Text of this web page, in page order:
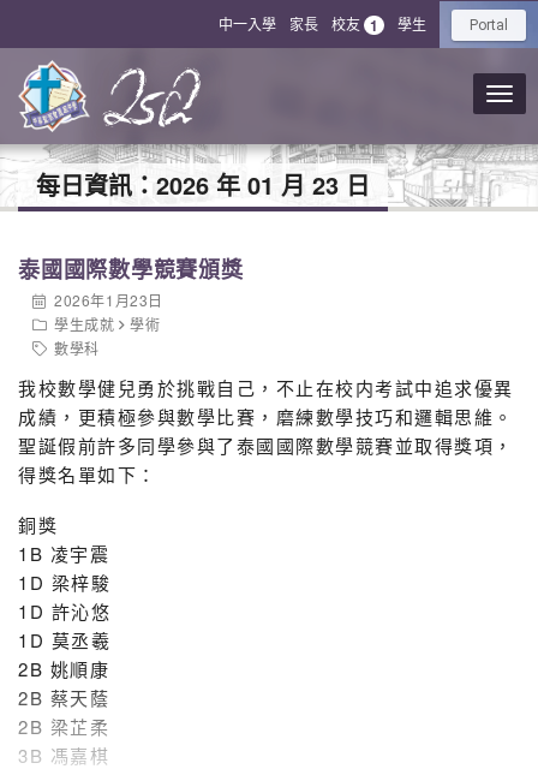
中一入學 家長 校友 1 學生 Portal
每日資訊： 2026 年 01 月 23 日
泰國國際數學競賽頒獎
2026年1月23日
學生成就
學術
數學科
我校數學健兒勇於挑戰自己，不止在校内考試中追求優異
成績，更積極參與數學比賽，磨練數學技巧和邏輯思維。
聖誕假前許多同學參與了泰國國際數學競賽並取得獎項，
得獎名單如下：
銅獎
1B 凌宇震
1D 梁梓駿
1D 許沁悠
1D 莫丞羲
2B 姚順康
2B 蔡天蔭
2B 梁芷柔
3B 馮嘉棋